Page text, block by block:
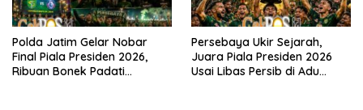
Polda Jatim Gelar Nobar
Final Piala Presiden 2026,
Ribuan Bonek Padati
Persebaya Ukir Sejarah,
Juara Piala Presiden 2026
Usai Libas Persib di Adu